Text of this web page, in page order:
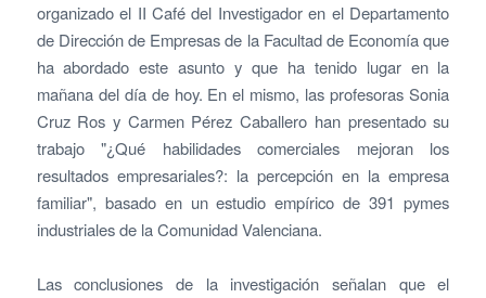
organizado el II Café del Investigador en el Departamento
de Dirección de Empresas de la Facultad de Economía que
ha abordado este asunto y que ha tenido lugar en la
mañana del día de hoy. En el mismo, las profesoras Sonia
Cruz Ros y Carmen Pérez Caballero han presentado su
trabajo "¿Qué habilidades comerciales mejoran los
resultados empresariales?: la percepción en la empresa
familiar", basado en un estudio empírico de 391 pymes
industriales de la Comunidad Valenciana.
Las conclusiones de la investigación señalan que el